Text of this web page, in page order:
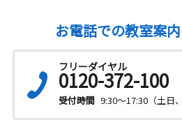
お電話での教室案内
フリーダイヤル
0120-372-100
受付時間 9:30～17:30（土日